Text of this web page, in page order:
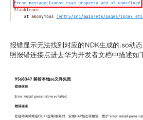
报错显示无法找到对应的NDK生成的.so动
照报错连接点进去华为开发者文档中描述如